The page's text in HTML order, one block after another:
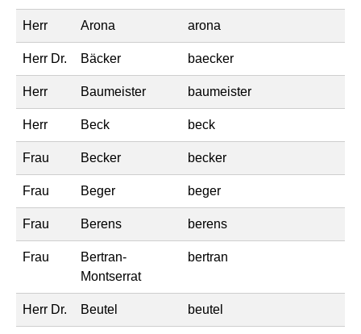
Herr Arona arona
Herr Dr. Bäcker baecker
Herr Baumeister baumeister
Herr Beck beck
Frau Becker becker
Frau Beger beger
Frau Berens berens
Frau
Bertran-
Montserrat
bertran
Herr Dr. Beutel beutel